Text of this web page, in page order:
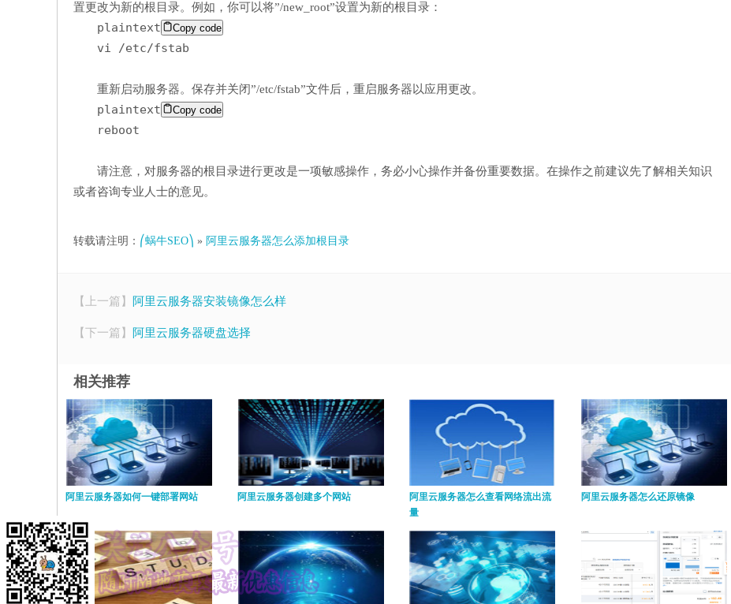
置更改为新的根目录。例如，你可以将”/new_root”设置为新的根目录：
plaintext Copy code
vi /etc/fstab
重新启动服务器。保存并关闭”/etc/fstab”文件后，重启服务器以应用更改。
plaintext Copy code
reboot
请注意，对服务器的根目录进行更改是一项敏感操作，务必小心操作并备份重要数据。在操作之前建议先了解相关知识
或者咨询专业人士的意见。
转载请注明： ⎛蜗牛SEO⎞ » 阿里云服务器怎么添加根目录
【上一篇】 阿里云服务器安装镜像怎么样
【下一篇】 阿里云服务器硬盘选择
相关推荐
阿里云服务器如何一键部署网站 阿里云服务器创建多个网站
阿里云服务器怎么查看网络流出流
量
阿里云服务器怎么还原镜像